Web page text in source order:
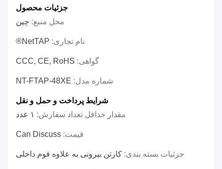
جزئیات محصول
محل منبع: چین
نام تجاری: NetTAP®
گواهی: CCC, CE, RoHS
شماره مدل: NT-FTAP-48XE
شرایط پرداخت و حمل و نقل
مقدار حداقل تعداد سفارش: ۱ عدد
قیمت: Can Discuss
جزئیات بسته بندی: کارتن بیرونی به علاوه فوم داخلی